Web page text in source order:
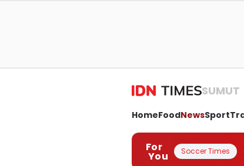
SUMUT
HomeFoodNewsSport
For
You Soccer Times